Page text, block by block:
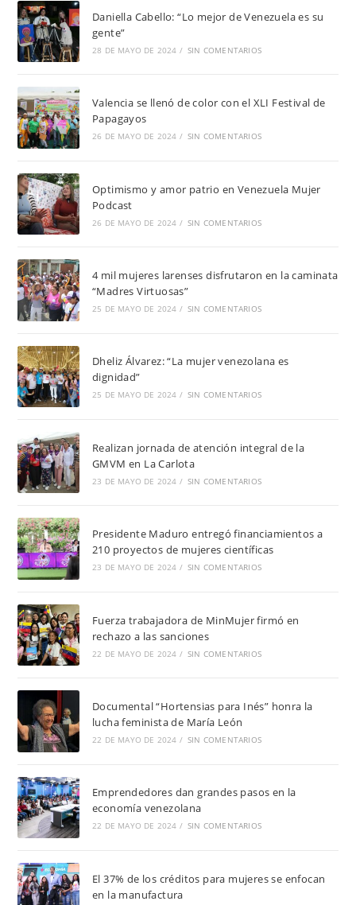
Daniella Cabello: “Lo mejor de Venezuela es su
gente”
28 DE MAYO DE 2024 / SIN COMENTARIOS
Valencia se llenó de color con el XLI Festival de
Papagayos
26 DE MAYO DE 2024 / SIN COMENTARIOS
Optimismo y amor patrio en Venezuela Mujer
Podcast
26 DE MAYO DE 2024 / SIN COMENTARIOS
4 mil mujeres larenses disfrutaron en la caminata
“Madres Virtuosas”
25 DE MAYO DE 2024 / SIN COMENTARIOS
Dheliz Álvarez: “La mujer venezolana es
dignidad”
25 DE MAYO DE 2024 / SIN COMENTARIOS
Realizan jornada de atención integral de la
GMVM en La Carlota
23 DE MAYO DE 2024 / SIN COMENTARIOS
Presidente Maduro entregó financiamientos a
210 proyectos de mujeres científicas
23 DE MAYO DE 2024 / SIN COMENTARIOS
Fuerza trabajadora de MinMujer firmó en
rechazo a las sanciones
22 DE MAYO DE 2024 / SIN COMENTARIOS
Documental “Hortensias para Inés” honra la
lucha feminista de María León
22 DE MAYO DE 2024 / SIN COMENTARIOS
Emprendedores dan grandes pasos en la
economía venezolana
22 DE MAYO DE 2024 / SIN COMENTARIOS
El 37% de los créditos para mujeres se enfocan
en la manufactura